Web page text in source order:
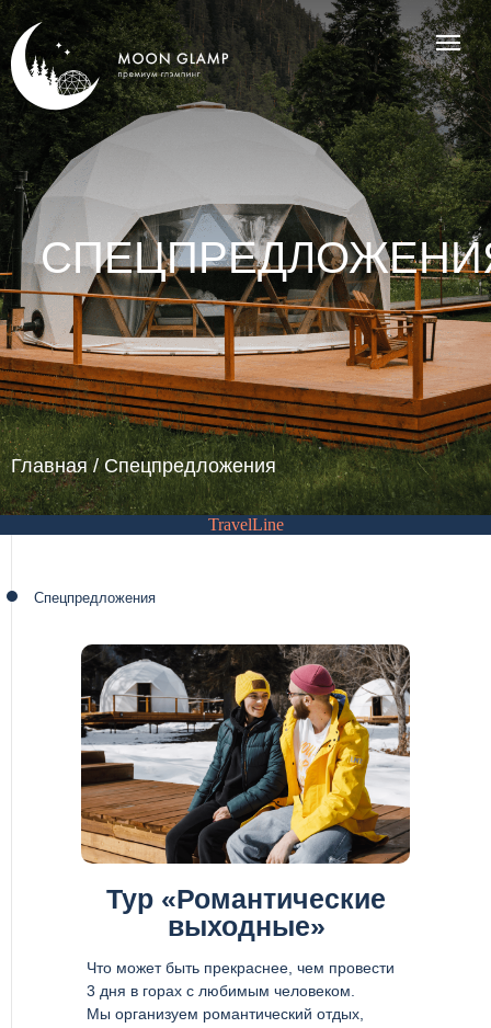
Главная / Спецпредложения
TravelLine
Спецпредложения
Тур «Романтические
выходные»
Что может быть прекраснее, чем провести
3 дня в горах с любимым человеком.
Мы организуем романтический отдых,